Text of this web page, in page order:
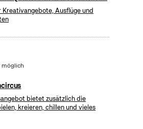
Kreativangebote, Ausflüge und
möglich
bietet zusätzlich die
kreieren, chillen und vieles